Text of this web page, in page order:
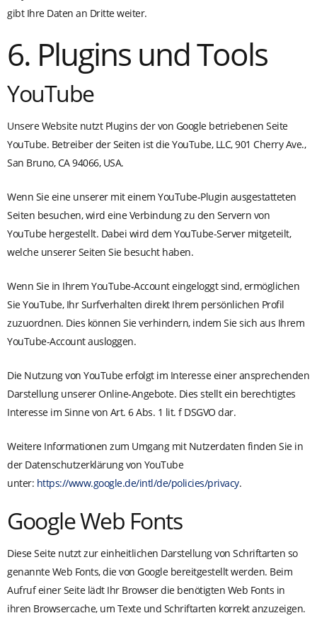
gibt Ihre Daten an Dritte weiter.
6. Plugins und Tools
YouTube
Unsere Website nutzt Plugins der von Google betriebenen Seite
YouTube. Betreiber der Seiten ist die YouTube, LLC, 901 Cherry Ave.,
San Bruno, CA 94066, USA.
Wenn Sie eine unserer mit einem YouTube-Plugin ausgestatteten
Seiten besuchen, wird eine Verbindung zu den Servern von
YouTube hergestellt. Dabei wird dem YouTube-Server mitgeteilt,
welche unserer Seiten Sie besucht haben.
Wenn Sie in Ihrem YouTube-Account eingeloggt sind, ermöglichen
Sie YouTube, Ihr Surfverhalten direkt Ihrem persönlichen Profil
zuzuordnen. Dies können Sie verhindern, indem Sie sich aus Ihrem
YouTube-Account ausloggen.
Die Nutzung von YouTube erfolgt im Interesse einer ansprechenden
Darstellung unserer Online-Angebote. Dies stellt ein berechtigtes
Interesse im Sinne von Art. 6 Abs. 1 lit. f DSGVO dar.
Weitere Informationen zum Umgang mit Nutzerdaten finden Sie in
der Datenschutzerklärung von YouTube
unter: https://www.google.de/intl/de/policies/privacy.
Google Web Fonts
Diese Seite nutzt zur einheitlichen Darstellung von Schriftarten so
genannte Web Fonts, die von Google bereitgestellt werden. Beim
Aufruf einer Seite lädt Ihr Browser die benötigten Web Fonts in
ihren Browsercache, um Texte und Schriftarten korrekt anzuzeigen.